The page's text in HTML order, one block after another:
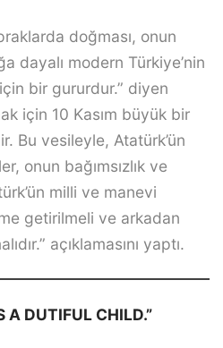
doğması, onun
dayalı modern Türkiye’nin
bir gururdur.” diyen
için 10 Kasım büyük bir
Bu vesileyle, Atatürk’ün
onun bağımsızlık ve
milli ve manevi
getirilmeli ve arkadan
açıklamasını yaptı.
A DUTIFUL CHILD.”